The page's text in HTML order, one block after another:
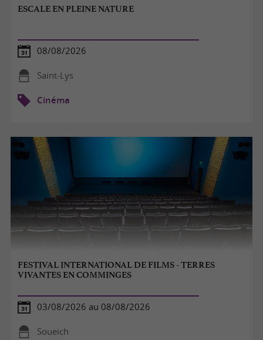
ESCALE EN PLEINE NATURE
08/08/2026
Saint-Lys
Cinéma
FESTIVAL INTERNATIONAL DE FILMS - TERRES
VIVANTES EN COMMINGES
03/08/2026 au 08/08/2026
Soueich